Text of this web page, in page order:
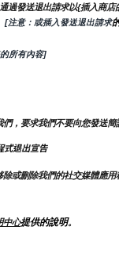
過發送退出請求以{插入商店
[注意：或插入發送退出請求
所有內容]
，要求我們不要向您發送簡
式退出宣告
或刪除我們的社交媒體應
中心提供的說明。